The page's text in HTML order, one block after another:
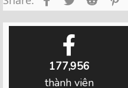
177,956
thành viên